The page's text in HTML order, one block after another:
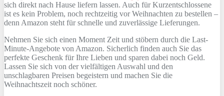
sich direkt nach Hause liefern lassen. Auch für Kurzentschlossene
ist es kein Problem, noch rechtzeitig vor Weihnachten zu bestellen –
denn Amazon steht für schnelle und zuverlässige Lieferungen.
Nehmen Sie sich einen Moment Zeit und stöbern durch die Last-
Minute-Angebote von Amazon. Sicherlich finden auch Sie das
perfekte Geschenk für Ihre Lieben und sparen dabei noch Geld.
Lassen Sie sich von der vielfältigen Auswahl und den
unschlagbaren Preisen begeistern und machen Sie die
Weihnachtszeit noch schöner.